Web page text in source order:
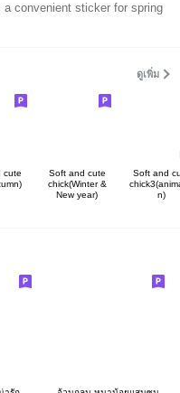
convenient sticker for spring
ดูเพิ่ม
cute
Soft and cute
chick(Winter &
New year)
Soft and
n)